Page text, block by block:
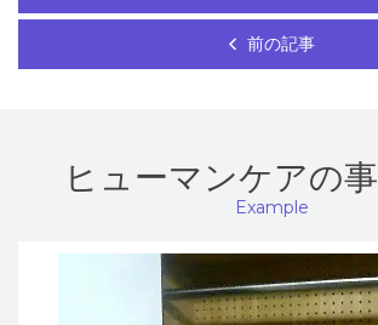
前の記事
ヒューマンケアの
Example